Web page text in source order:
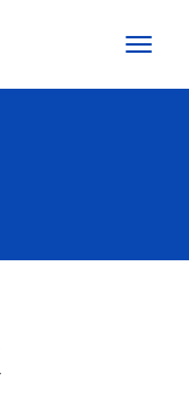
Toggle